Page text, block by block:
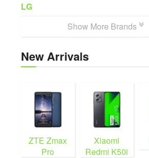
LG
Show More Brands
New Arrivals
ZTE Zmax
Pro
Xiaomi
Redmi K50i